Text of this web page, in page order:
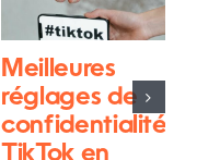
Meilleures
réglages de
confidentialité